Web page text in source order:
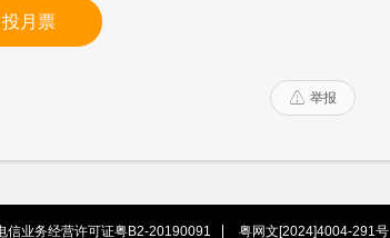
投月票
 举报
信业务经营许可证粤B2-20190091 粤网文[2024]4004-291号